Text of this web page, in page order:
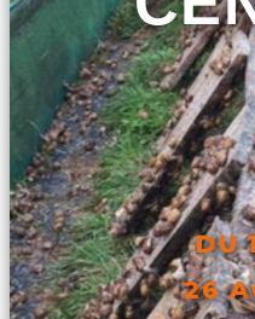
DU
26